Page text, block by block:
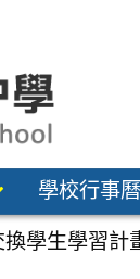
學校行事曆
學生學習計